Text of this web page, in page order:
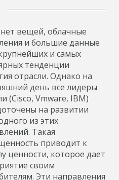
вещей, облачные
и большие данные
и самых
тенденции
отрасли. Однако на
день все лидеры
(Cisco, Vmware, IBM)
на развитии
из этих
Такая
приводит к
ценности, которое дает
своим
Эти направления